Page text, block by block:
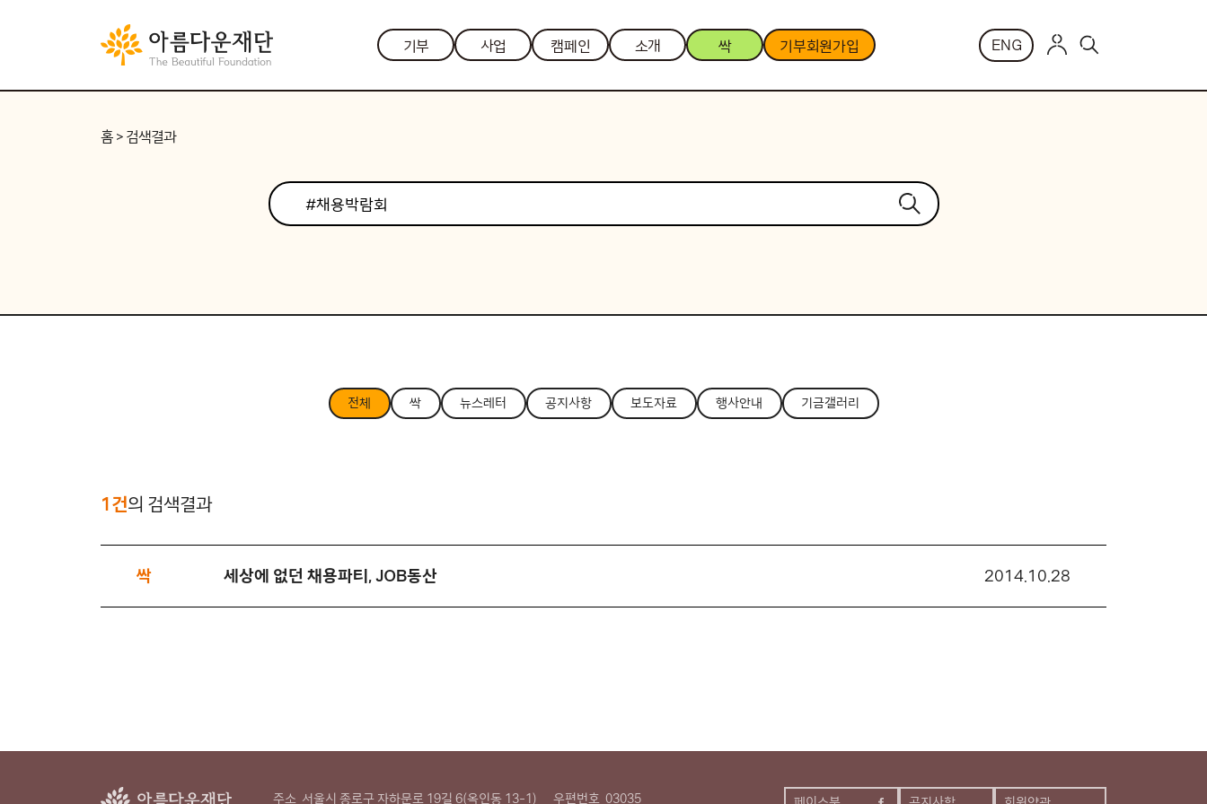
기부 사업 캠페인 소개 싹 기부회원가입 ENG
홈 > 검색결과
전체 싹 뉴스레터 공지사항 보도자료 행사안내 기금갤러리
1건의 검색결과
싹 세상에 없던 채용파티, JOB동산 2014.10.28
주소 서울시 종로구 자하문로 19길 6(옥인동 13-1) 우편번호 03035